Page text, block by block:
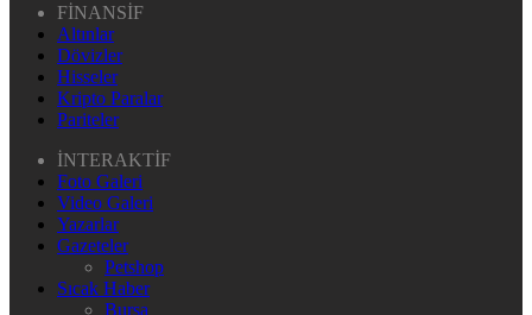
FİNANSİF
Altınlar
Dövizler
Hisseler
Kripto Paralar
Pariteler
İNTERAKTİF
Foto Galeri
Video Galeri
Yazarlar
Gazeteler
Petshop
Sıcak Haber
Bursa